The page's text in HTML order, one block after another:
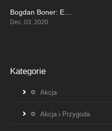
4.2
Dec. 03, 2020
Kategorie
Akcja
Akcja i Przygoda